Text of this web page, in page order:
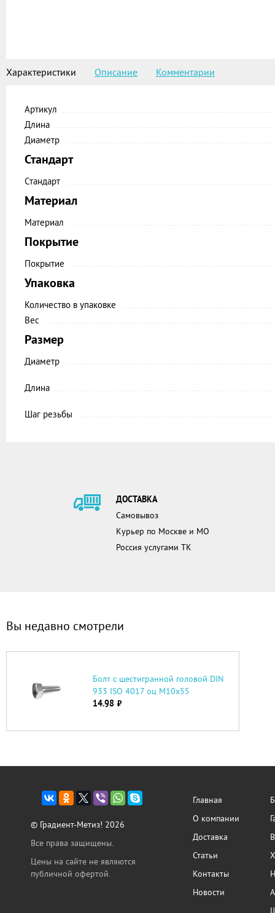
Характеристики Описание Комментарии
Артикул
Длина
Диаметр
Стандарт
Стандарт
Материал
Материал
Покрытие
Покрытие
Упаковка
Количество в упаковке
Вес
Размер
Диаметр
Длина
Шаг резьбы
ДОСТАВКА
Самовывоз
Курьер по Москве и МО
Россия услугами ТК
Вы недавно смотрели
Болт с шестигранной головой DIN
933 ISO 4017 оц М10х55
14.98 руб.
© Градиент-Метиз! 2026
Все права защищены.
Цены на сайте не являются
публичной офертой.
Главная
О компании
Доставка
Статьи
Контакты
Новости